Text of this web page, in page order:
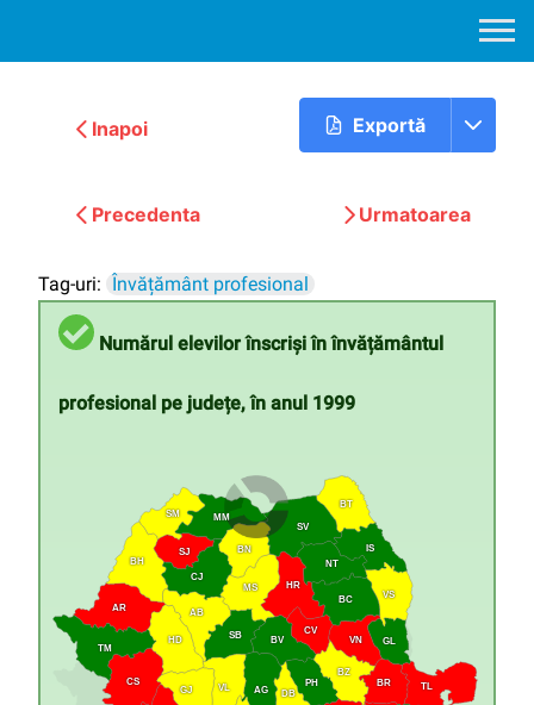
Inapoi Exportă
Precedenta Urmatoarea
Tag-uri: Învățământ profesional
Numărul elevilor înscriși în învățământul
profesional pe județe, în anul 1999
AR
BH
CS PH
TM
BT
GL
BZ
BR TL
DB
IS
NT
SJ
SM
AG
SB
VL
BV
CV
HR
MM
MS
CJ
HD
AB
BN
VN
VS
GJ
BC
SV